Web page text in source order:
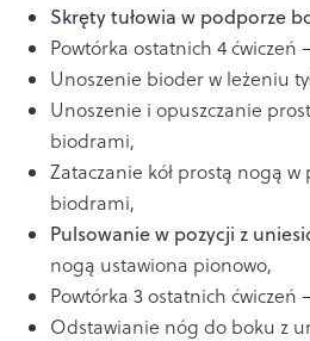
Skręty tułowia w podporze
Powtórka ostatnich 4 ćwiczeń
Unoszenie bioder w leżeniu
Unoszenie i opuszczanie
biodrami,
Zataczanie kół prostą nogą
biodrami,
Pulsowanie w pozycji z
nogą ustawiona pionowo,
Powtórka 3 ostatnich ćwiczeń
Odstawianie nóg do boku z